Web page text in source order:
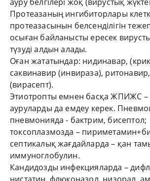
Протеазаның ингибиторлары
протеазасынын белсенділігін
осыған байланысты ересек
түзуді алдын алады.
Оған жататындар: нидинавар,
саквинавир (инвираза),
(вирасепт).
Этиотропты емнен басқа ЖПИЖС –
ауруларды да емдеу керек.
пневмонияда - бактрим, бисептол;
токсоплазмозда –
септикалық жағдайларда – қан
иммуноглобулин.
Кандидозды инфекцияларда –
нистатин, флюконазол, низорал,